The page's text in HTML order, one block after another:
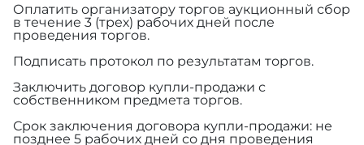
Оплатить организатору торгов аукционный сбор
в течение 3 (трех) рабочих дней после
проведения торгов.
Подписать протокол по результатам торгов.
Заключить договор купли-продажи с
собственником предмета торгов.
Срок заключения договора купли-продажи: не
позднее 5 рабочих дней со дня проведения